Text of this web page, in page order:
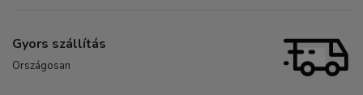
Gyors szállítás
Országosan